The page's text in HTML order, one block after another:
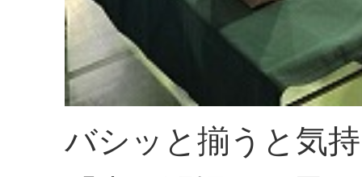
バシッと揃うと気